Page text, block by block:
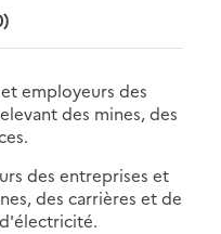
employeurs des
des mines, des
des entreprises et
des carrières et de